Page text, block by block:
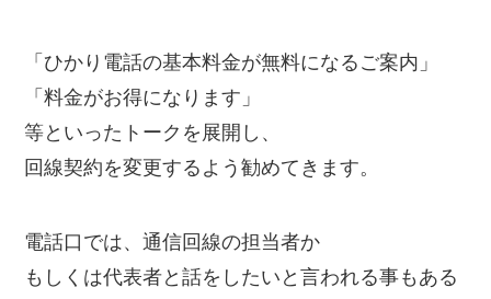
「ひかり電話の基本料金が無料になるご案内」
「料金がお得になります」
等といったトークを展開し、
回線契約を変更するよう勧めてきます。
電話口では、通信回線の担当者か
もしくは代表者と話をしたいと言われる事もある